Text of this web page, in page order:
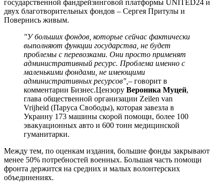
государственной фандрейзинговой платформы UNITED24 и
двух благотворительных фондов – Сергея Притулы и
Повернись живым.
"У больших фондов, которые сейчас фактически
выполняют функции государства, не будет
проблемы с перевозками. Они просто применят
административный ресурс. Проблема именно с
маленькими фондами, не имеющими
административных ресурсов", – говорит в
комментарии Бизнес.Цензору Вероника Муцей,
глава общественной организации Zeilen van
Vrijheid (Паруса Свободы), которая завезла в
Украину 173 машины скорой помощи, более 100
эвакуационных авто и 600 тонн медицинской
гуманитарки.
Между тем, по оценкам издания, большие фонды закрывают
менее 50% потребностей военных. Большая часть помощи
фронта держится на средних и малых волонтерских
объединениях.